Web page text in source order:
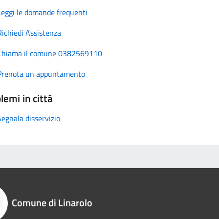
le domande frequenti
Assistenza
il comune 0382569110
un appuntamento
in città
disservizio
Comune di Linarolo